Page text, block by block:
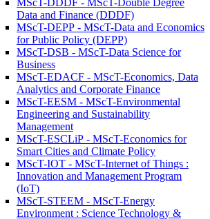
MScT-DDDF - MScT-Double Degree
Data and Finance (DDDF)
MScT-DEPP - MScT-Data and Economics
for Public Policy (DEPP)
MScT-DSB - MScT-Data Science for
Business
MScT-EDACF - MScT-Economics, Data
Analytics and Corporate Finance
MScT-EESM - MScT-Environmental
Engineering and Sustainability
Management
MScT-ESCLiP - MScT-Economics for
Smart Cities and Climate Policy
MScT-IOT - MScT-Internet of Things :
Innovation and Management Program
(IoT)
MScT-STEEM - MScT-Energy
Environment : Science Technology &